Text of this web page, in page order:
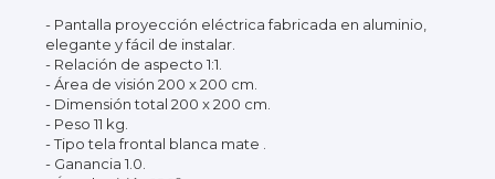
- Pantalla proyección eléctrica fabricada en aluminio,
elegante y fácil de instalar.
- Relación de aspecto 1:1.
- Área de visión 200 x 200 cm.
- Dimensión total 200 x 200 cm.
- Peso 11 kg.
- Tipo tela frontal blanca mate .
- Ganancia 1.0.